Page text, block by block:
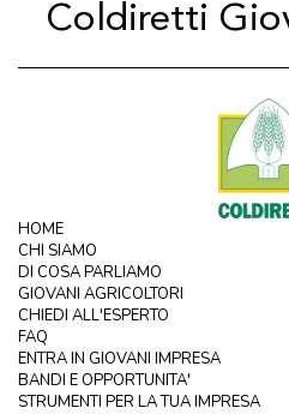
Coldiretti
HOME
CHI SIAMO
DI COSA PARLIAMO
GIOVANI AGRICOLTORI
CHIEDI ALL'ESPERTO
FAQ
ENTRA IN GIOVANI IMPRESA
BANDI E OPPORTUNITA'
STRUMENTI PER LA TUA IMPRESA